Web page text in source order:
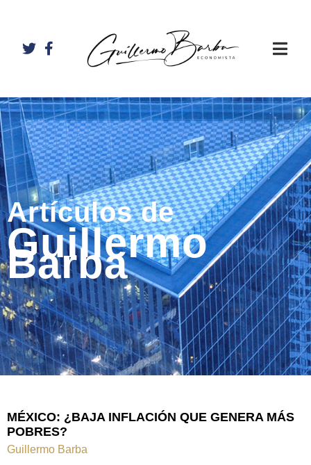
Artículos de
Guillermo
Barba
MÉXICO: ¿BAJA INFLACIÓN QUE GENERA MÁS
POBRES?
Guillermo Barba